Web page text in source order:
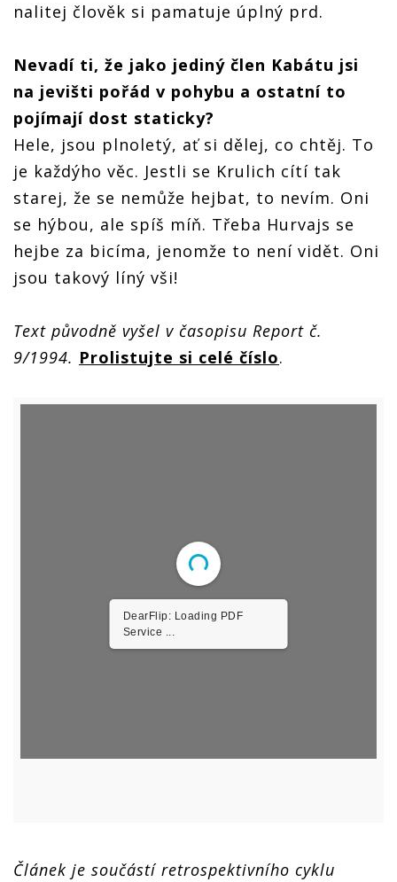
nalitej člověk si pamatuje úplný prd.
Nevadí ti, že jako jediný člen Kabátu jsi
na jevišti pořád v pohybu a ostatní to
pojímají dost staticky?
Hele, jsou plnoletý, ať si dělej, co chtěj. To
je každýho věc. Jestli se Krulich cítí tak
starej, že se nemůže hejbat, to nevím. Oni
se hýbou, ale spíš míň. Třeba Hurvajs se
hejbe za bicíma, jenomže to není vidět. Oni
jsou takový líný vši!
Text původně vyšel v časopisu Report č.
9/1994. Prolistujte si celé číslo.
Článek je součástí retrospektivního cyklu